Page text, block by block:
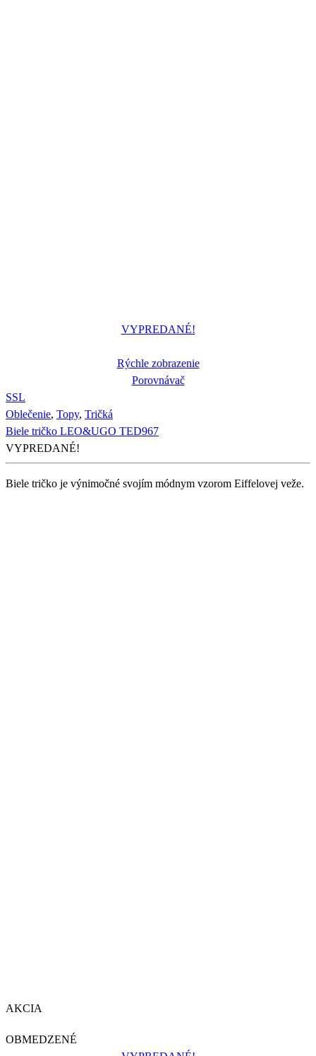
VYPREDANÉ!
Rýchle zobrazenie
Porovnávač
SSL
Oblečenie, Topy, Tričká
Biele tričko LEO&UGO TED967
VYPREDANÉ!
Biele tričko je výnimočné svojím módnym vzorom Eiffelovej veže.
AKCIA
OBMEDZENÉ